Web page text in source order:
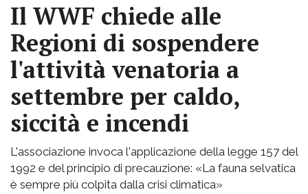
Il WWF chiede alle
Regioni di sospendere
l'attività venatoria a
settembre per caldo,
siccità e incendi
L'associazione invoca l'applicazione della legge 157 del
1992 e del principio di precauzione: «La fauna selvatica
è sempre più colpita dalla crisi climatica»